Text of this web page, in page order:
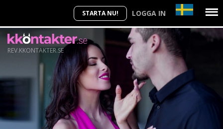
STARTA NU! LOGGA IN
REV.KKONTAKTER.SE